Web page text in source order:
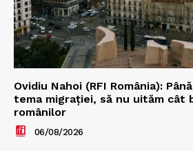
Ovidiu Nahoi (RFI România):
tema migrației, să nu uităm cât
românilor
06/08/2026